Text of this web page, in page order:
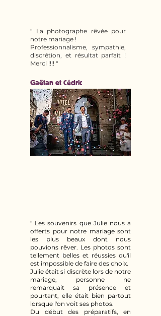
" La photographe rêvée pour
notre mariage !
Professionnalisme, sympathie,
discrétion, et résultat parfait !
Merci !!!! "
Gaëtan et Cédric
" Les souvenirs que Julie nous a
offerts pour notre mariage sont
les plus beaux dont nous
pouvions rêver. Les photos sont
tellement belles et réussies qu'il
est impossible de faire des choix.
Julie était si discrète lors de notre
mariage, personne ne
remarquait sa présence et
pourtant, elle était bien partout
lorsque l'on voit ses photos.
Du début des préparatifs, en